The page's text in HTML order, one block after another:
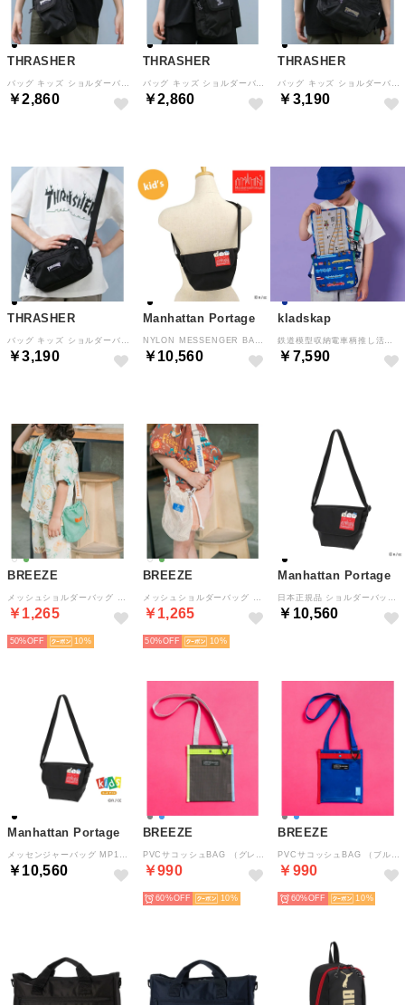
THRASHER
￥2,860
THRASHER
￥2,860
THRASHER
￥3,190
THRASHER
￥3,190
Manhattan Portage
￥10,560
kladskap
￥7,590
BREEZE
￥1,265
50% 10
BREEZE
￥1,265
50% 10
Manhattan Portage
￥10,560
Manhattan Portage
￥10,560
BREEZE
￥990
60% 10
BREEZE
￥990
60% 10